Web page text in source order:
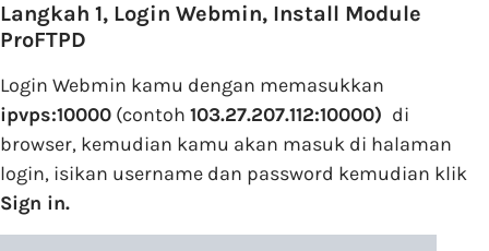
Langkah 1, Login Webmin, Install Module
ProFTPD
Login Webmin kamu dengan memasukkan
ipvps:10000 (contoh 103.27.207.112:10000) di
browser, kemudian kamu akan masuk di halaman
login, isikan username dan password kemudian klik
Sign in.